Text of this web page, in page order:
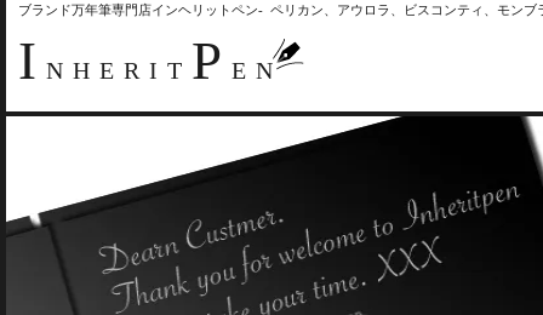
ブランド万年筆専門店インヘリットペン- ペリカン、アウロラ、ビスコンティ、モン
I NHERIT P EN